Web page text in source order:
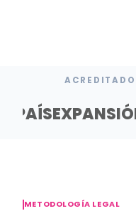
PAÍS
METODOLOGÍA LEGAL